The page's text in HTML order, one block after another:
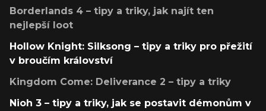
Borderlands 4 – tipy a triky, jak najít ten
nejlepší loot
Hollow Knight: Silksong – tipy a triky pro přežití
v broučím království
Kingdom Come: Deliverance 2 – tipy a triky
Nioh 3 – tipy a triky, jak se postavit démonům v